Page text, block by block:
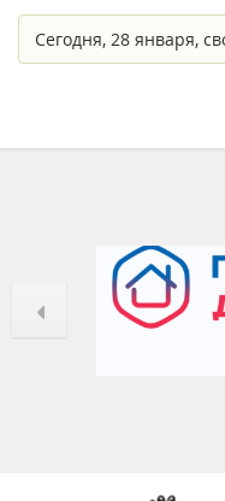
Сегодня, 28 января,